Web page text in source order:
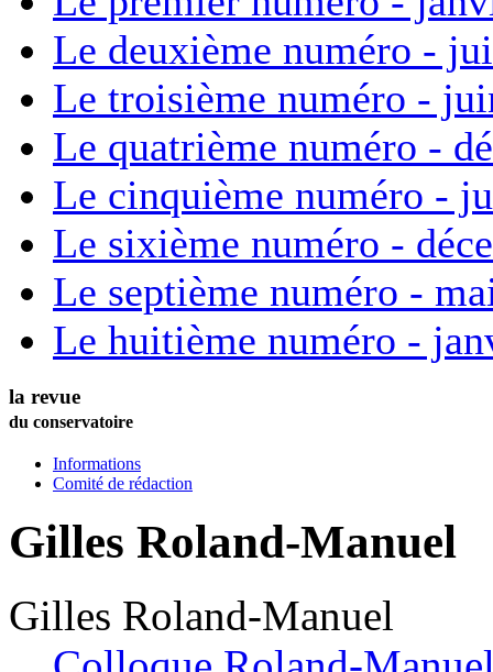
Le deuxième numéro -
Le troisième numéro -
Le quatrième numéro -
Le cinquième numéro -
Le sixième numéro -
Le septième numéro -
Le huitième numéro -
la revue
du conservatoire
Informations
Comité de rédaction
Gilles Roland-Manuel
Gilles Roland-Manuel